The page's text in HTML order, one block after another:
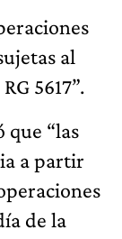
al
5617”.
que “las
a partir
de la